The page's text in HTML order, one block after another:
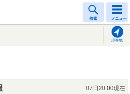
検索 メニュー
現在地
07日20:00現在